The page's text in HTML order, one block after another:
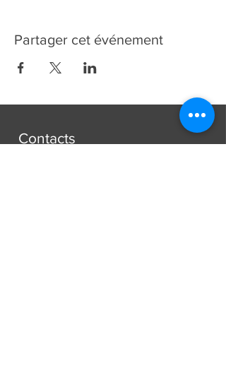
Partager cet événement
Contacts